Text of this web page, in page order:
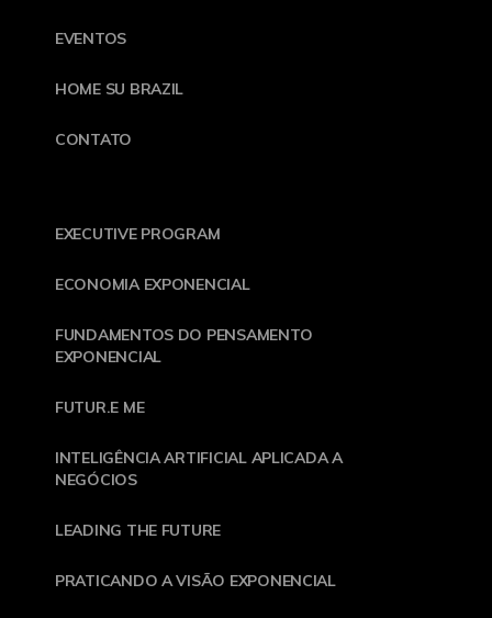
EVENTOS
HOME SU BRAZIL
CONTATO
EXECUTIVE PROGRAM
ECONOMIA EXPONENCIAL
FUNDAMENTOS DO PENSAMENTO
EXPONENCIAL
FUTUR.E ME
INTELIGÊNCIA ARTIFICIAL APLICADA A
NEGÓCIOS
LEADING THE FUTURE
PRATICANDO A VISÃO EXPONENCIAL